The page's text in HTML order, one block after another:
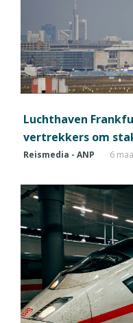
Luchthaven
vertrekkers om
Reismedia - ANP 6